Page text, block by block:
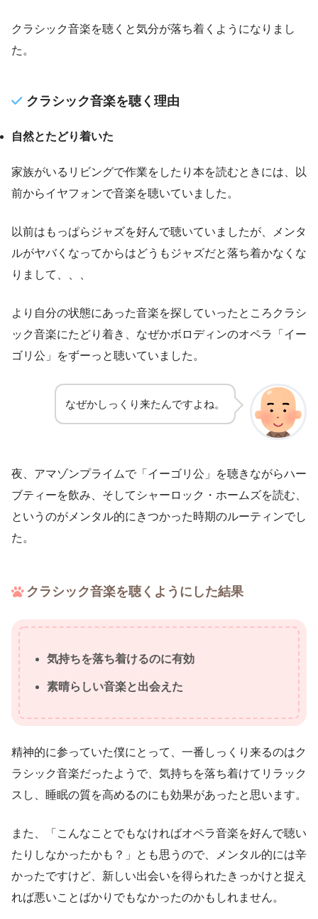
クラシック音楽を聴くと気分が落ち着くようになりまし
た。
クラシック音楽を聴く理由
自然とたどり着いた
家族がいるリビングで作業をしたり本を読むときには、以
前からイヤフォンで音楽を聴いていました。
以前はもっぱらジャズを好んで聴いていましたが、メンタ
ルがヤバくなってからはどうもジャズだと落ち着かなくな
りまして、、、
より自分の状態にあった音楽を探していったところクラシ
ック音楽にたどり着き、なぜかボロディンのオペラ「イー
ゴリ公」をずーっと聴いていました。
なぜかしっくり来たんですよね。
夜、アマゾンプライムで「イーゴリ公」を聴きながらハー
ブティーを飲み、そしてシャーロック・ホームズを読む、
というのがメンタル的にきつかった時期のルーティンでし
た。
クラシック音楽を聴くようにした結果
気持ちを落ち着けるのに有効
素晴らしい音楽と出会えた
精神的に参っていた僕にとって、一番しっくり来るのはク
ラシック音楽だったようで、気持ちを落ち着けてリラック
スし、睡眠の質を高めるのにも効果があったと思います。
また、「こんなことでもなければオペラ音楽を好んで聴い
たりしなかったかも？」とも思うので、メンタル的には辛
かったですけど、新しい出会いを得られたきっかけと捉え
れば悪いことばかりでもなかったのかもしれません。